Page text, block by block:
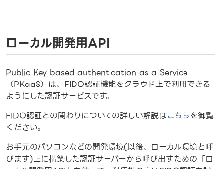
ローカル開発用API
Public Key based authentication as a Service
（PKaaS）は、FIDO認証機能をクラウド上で利用できる
ようにした認証サービスです。
FIDO認証との関わりについての詳しい解説はこちらを御覧
ください。
お手元のパソコンなどの開発環境(以後、ローカル環境と呼
びます)上に構築した認証サーバーから呼び出すための「ロ